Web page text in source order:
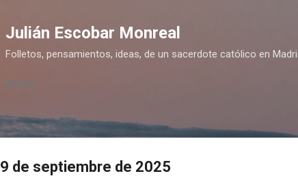
Julián Escobar Monreal
Folletos, pensamientos, ideas, de un sacerdote católico en
Menú
9 de septiembre de 2025